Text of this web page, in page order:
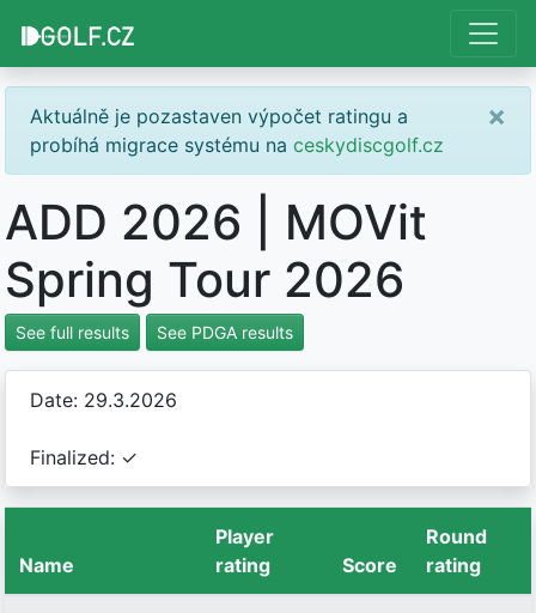
Aktuálně je pozastaven výpočet ratingu a
probíhá migrace systému na ceskydiscgolf.cz
×
ADD 2026 | MOVit
Spring Tour 2026
See full results See PDGA results
Date: 29.3.2026
Finalized: ✓
Name
Player
rating
Score
Round
rating